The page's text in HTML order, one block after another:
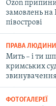
Ozon
замовлень
півострові
ПРАВА ЛЮДИНИ
Мить – і ти
кримських
ФОТОГАЛЕРЕЇ